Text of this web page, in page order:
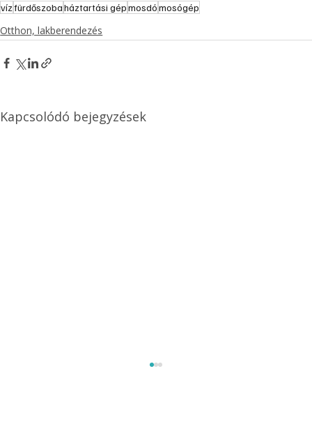
vízfürdőszobaháztartási gépmosdómosógép
Otthon, lakberendezés
Kapcsolódó bejegyzések